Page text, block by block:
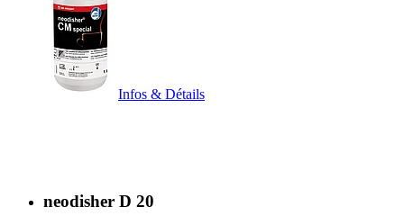
Infos & Détails
neodisher D 20